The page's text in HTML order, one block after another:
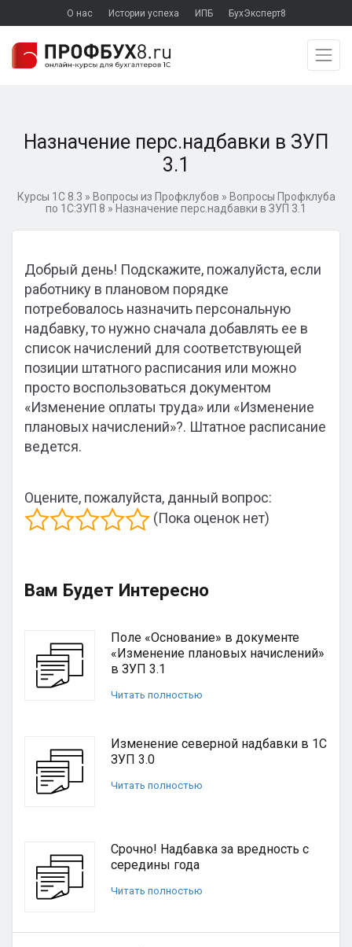
О нас Истории успеха ИПБ БухЭксперт8
Назначение перс.надбавки в ЗУП
3.1
Курсы 1С 8.3 » Вопросы из Профклубов » Вопросы Профклуба
по 1С:ЗУП 8 » Назначение перс.надбавки в ЗУП 3.1
Добрый день! Подскажите, пожалуйста, если
работнику в плановом порядке
потребовалось назначить персональную
надбавку, то нужно сначала добавлять ее в
список начислений для соответствующей
позиции штатного расписания или можно
просто воспользоваться документом
«Изменение оплаты труда» или «Изменение
плановых начислений»?. Штатное расписание
ведется.
Оцените, пожалуйста, данный вопрос:
(Пока оценок нет)
Вам Будет Интересно
Поле «Основание» в документе
«Изменение плановых начислений»
в ЗУП 3.1
Читать полностью
Изменение северной надбавки в 1С
ЗУП 3.0
Читать полностью
Срочно! Надбавка за вредность с
середины года
Читать полностью